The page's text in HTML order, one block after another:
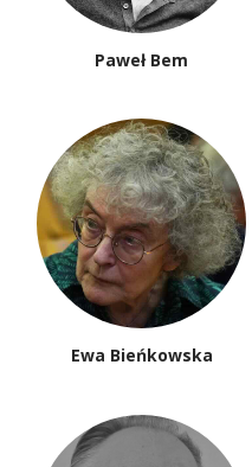
Paweł Bem
Ewa Bieńkowska